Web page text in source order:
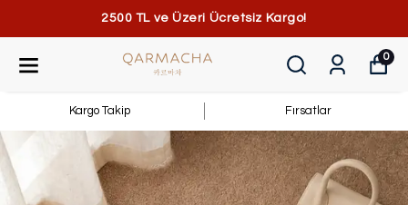
2500 TL ve Üzeri Ücretsiz Kargo!
0
Kargo Takip Fırsatlar